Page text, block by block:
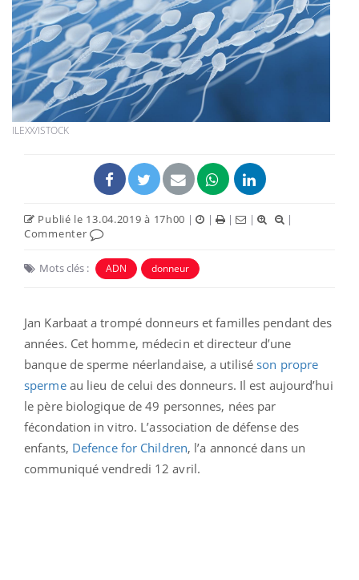
ILEXX/ISTOCK
Publié le 13.04.2019 à 17h00 | | | |
|
Commenter
Mots clés : ADN donneur
Jan Karbaat a trompé donneurs et familles pendant des
années. Cet homme, médecin et directeur d’une
banque de sperme néerlandaise, a utiliséson propre
spermeau lieu de celui des donneurs. Il est aujourd’hui
le père biologique de 49 personnes, nées par
fécondation in vitro. L’association de défense des
enfants, Defence for Children, l’a annoncé dans un
communiqué vendredi 12 avril.